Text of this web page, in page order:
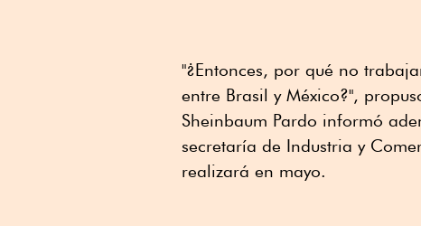
"¿Entonces, por qué no
entre Brasil y México?",
Sheinbaum Pardo informó
secretaría de Industria y
realizará en mayo.